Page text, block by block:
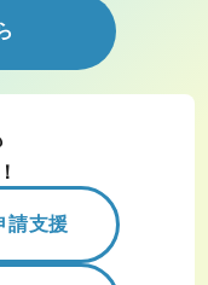
請支援